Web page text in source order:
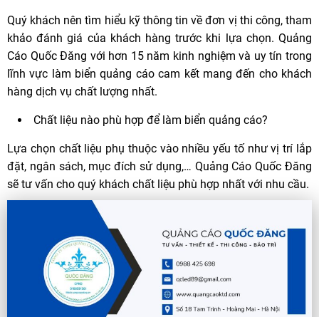
Quý khách nên tìm hiểu kỹ thông tin về đơn vị thi công, tham
khảo đánh giá của khách hàng trước khi lựa chọn. Quảng
Cáo Quốc Đăng với hơn 15 năm kinh nghiệm và uy tín trong
lĩnh vực làm biển quảng cáo cam kết mang đến cho khách
hàng dịch vụ chất lượng nhất.
Chất liệu nào phù hợp để làm biển quảng cáo?
Lựa chọn chất liệu phụ thuộc vào nhiều yếu tố như vị trí lắp
đặt, ngân sách, mục đích sử dụng,… Quảng Cáo Quốc Đăng
sẽ tư vấn cho quý khách chất liệu phù hợp nhất với nhu cầu.